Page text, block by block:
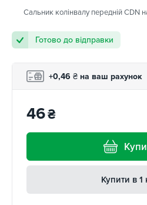
Сальник колінвалу передній CDN
Готово до відправки
+0,46 ₴ на ваш рахунок
46₴
Купити в 1